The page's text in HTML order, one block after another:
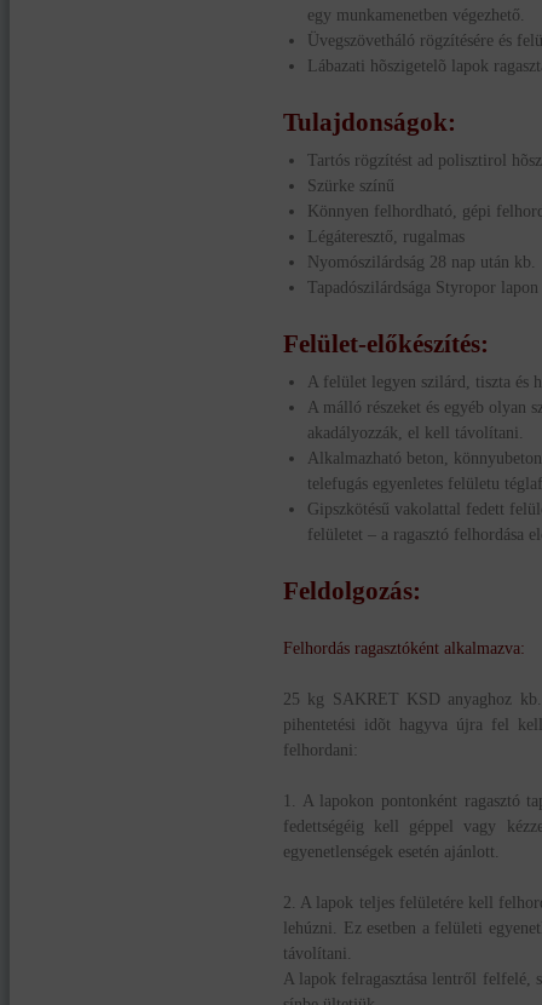
egy munkamenetben végezhető.
Üvegszövetháló rögzítésére és
Lábazati hõszigetelõ lapok
Tulajdonságok:
Tartós rögzítést ad polisztirol
Szürke színű
Könnyen felhordható, gépi
Légáteresztő, rugalmas
Nyomószilárdság 28 nap után
Tapadószilárdsága Styropor
Felület-előkészítés:
A felület legyen szilárd, tiszta és
A málló részeket és egyéb olyan
akadályozzák, el kell távolítani.
Alkalmazható beton,
telefugás egyenletes felületu
Gipszkötésű vakolattal fedett
felületet – a ragasztó felhordása
Feldolgozás:
Felhordás ragasztóként alkalmazva:
25 kg SAKRET KSD anyaghoz
pihentetési idõt hagyva újra fel
felhordani:
1. A lapokon pontonként ragasztó
fedettségéig kell géppel vagy
egyenetlenségek esetén ajánlott.
2. A lapok teljes felületére kell
lehúzni. Ez esetben a felületi
távolítani.
A lapok felragasztása lentről felfelé,